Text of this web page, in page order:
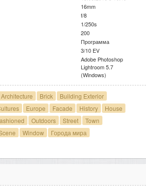
16mm
f/8
1/250s
200
Программа
3/10 EV
Adobe Photoshop
Lightroom 5.7
(Windows)
Architecture Brick
Building Exterior
Europe Facade History
House
Outdoors Street
Town
Window
Города мира